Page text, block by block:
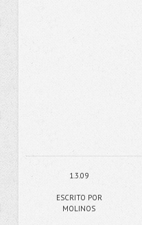
1.3.09
ESCRITO POR
MOLINOS